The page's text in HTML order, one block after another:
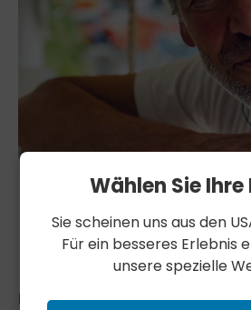
BERATER
Wählen Sie Ihre
Sie scheinen uns aus den
Für ein besseres Erlebnis
unsere spezielle